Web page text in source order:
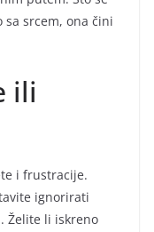
srcem, ona čini
ili
i frustracije.
ignorirati
Želite li iskreno